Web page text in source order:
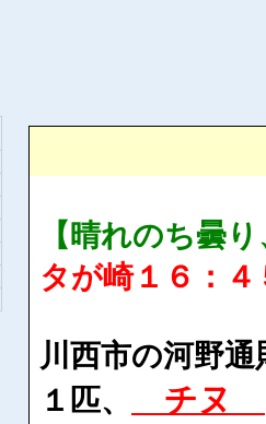
【晴れのち曇
タが崎１６：
川西市の河野
１匹、
チヌ